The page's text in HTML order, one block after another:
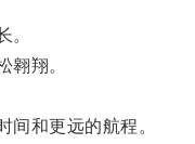
。
翔。
和更远的航程。